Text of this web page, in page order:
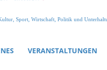
Sport, Wirtschaft, Politik und
VERANSTALTUNGEN